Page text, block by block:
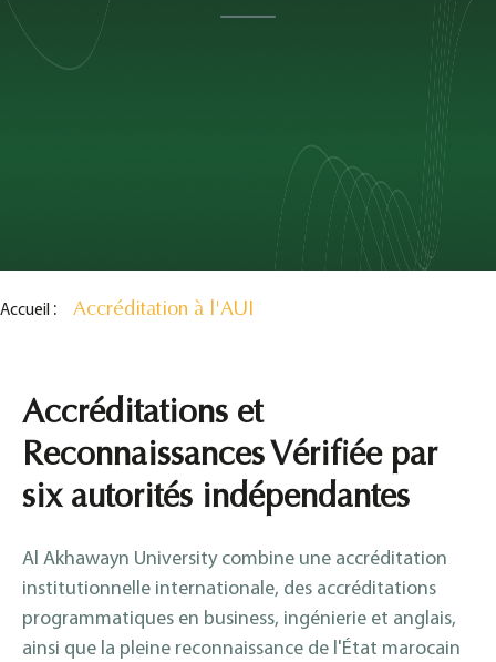
Accueil Accréditation à l'AUI
Accréditations et
Reconnaissances Vérifiée par
six autorités indépendantes
Al Akhawayn University combine une accréditation
institutionnelle internationale, des accréditations
programmatiques en business, ingénierie et anglais,
ainsi que la pleine reconnaissance de l'État marocain